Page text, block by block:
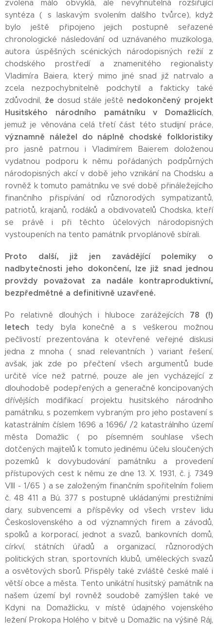
zvolena málo obvyklá, ale nevyhnutelná rozšiřující
syntéza ( s laskavým svolením dalšího tvůrce), když
bylo ještě připojeno jejich postupně seřazené
chronologické následování od uznávaného muzikologa,
autora úspěšných scénických národopisných režií z
chodského prostředí a znamenitého regionalisty
Vladimíra Baiera, který mimo jiné snad již natrvalo a
zcela nezpochybnitelně podchytil a fakticky také
zdůvodnil, že dosud stále ještě nedokončený projekt
Husitského národního památníku v Domažlicích,
jemuž je věnována celá třetí část této studijní práce,
významně náležel do náplně chodské folkloristiky
pro jasně patrnou i Vladimírem Baierem doloženou
vydatnou podporu k němu pořádaných podpůrných
národopisných akcí v době jeho vznikání na Chodsku a
rovněž k tomuto památníku ve své době přináležejícího
finančního přispívání od různorodých sympatizantů,
patriotů, krajanů, rodáků a obdivovatelů Chodska, kteří
se právě i při těchto účelových národopisných
vystoupeních na tento památník prvoplánově sbírali.
Proto další, již jen zavádějící polemiky o
nadbytečnosti jeho dokončení, lze již snad jednou
provždy považovat za nadále kontraproduktivní,
bezpředmětné a definitivně uzavřené.
Po relativně dlouhých i hluboce zarážejících 78 (!)
letech
tedy byla konečně a s veškerou možnou
pečlivostí prezentována k otevřené veřejné diskusi
jedna z mnoha ( snad relevantních ) variant řešení,
avšak, jak zde po přečtení všech argumentů bude
určitě více než patrné, pouze ale jen vycházející z
dlouhodobě podepřených a generačně koncipovaných
dřívějších modifikací projektu husitského národního
památníku, s pozemkem vybraným pro jeho postavení s
katastrálním číslem 1696 a 1696/ /2 katastrálního území
města Domažlic ( po písemném souhlase všech
dotčených majitelů k tomuto jedinému účelu sloučených
pozemků k dovybudování památníku a provedení
přístupových cest k němu ze dne 13. X. 1931, č. j. 7349
VIII - 1/65 ) a se založeným finančním spořitelním foliem
č. 48 411 a Bú. 377 s postupně ukládanými prestižními
dary, subvencemi a příspěvky od všech vrstev lidu
Československého a od významných firem a závodů,
spolků a korporací, jednot a svazů, bankovních domů,
církví, státních úřadů a organizací, různorodých
politických stran, sportovních klubů, uměleckých svazů
a osvětových sborů. Přispěly také zvláště české malé i
větší obce a města. Tento unikátní husitský památník na
našem území byl rovněž soudobě zamýšlen také ve
Kdyni na Domažlicku, v místě údajného vojenského
ležení Prokopa Holého v bitvě u Domažlic na výšině Ráj,